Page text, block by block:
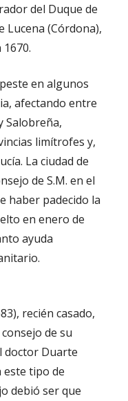
del Duque de
Lucena (Córdona),
en algunos
afectando entre
Salobreña,
limítrofes y,
La ciudad de
de S.M. en el
haber padecido la
en enero de
ayuda
recién casado,
de su
doctor Duarte
este tipo de
debió ser que